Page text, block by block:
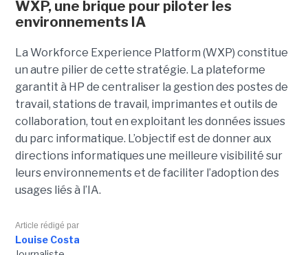
WXP, une brique pour piloter les
environnements IA
La Workforce Experience Platform (WXP) constitue
un autre pilier de cette stratégie. La plateforme
garantit à HP de centraliser la gestion des postes de
travail, stations de travail, imprimantes et outils de
collaboration, tout en exploitant les données issues
du parc informatique. L’objectif est de donner aux
directions informatiques une meilleure visibilité sur
leurs environnements et de faciliter l’adoption des
usages liés à l’IA.
Article rédigé par
Louise Costa